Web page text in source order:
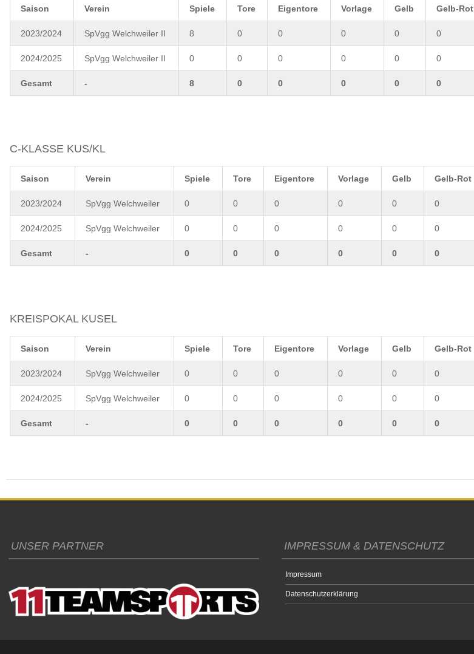
Saison Verein Spiele Tore Eigentore Vorlage Gelb Gelb-Rot
2023/2024 SpVgg Welchweiler II 8 0 0 0 0 0
2024/2025 SpVgg Welchweiler II 0 0 0 0 0 0
Gesamt - 8 0 0 0 0 0
C-KLASSE KUS/KL
Saison Verein Spiele Tore Eigentore Vorlage Gelb Gelb-Rot
2023/2024 SpVgg Welchweiler 0 0 0 0 0 0
2024/2025 SpVgg Welchweiler 0 0 0 0 0 0
Gesamt - 0 0 0 0 0 0
KREISPOKAL KUSEL
Saison Verein Spiele Tore Eigentore Vorlage Gelb Gelb-Rot
2023/2024 SpVgg Welchweiler 0 0 0 0 0 0
2024/2025 SpVgg Welchweiler 0 0 0 0 0 0
Gesamt - 0 0 0 0 0 0
UNSER PARTNER IMPRESSUM & DATENSCHUTZ
Impressum
Datenschutzerklärung